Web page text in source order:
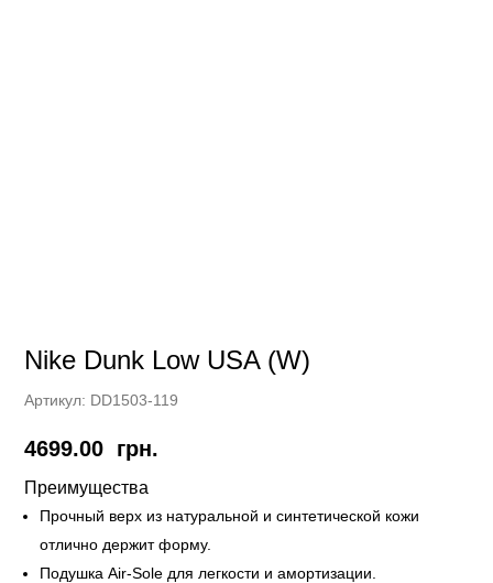
Nike Dunk Low USA (W)
Артикул: DD1503-119
4699.00 грн.
Преимущества
Прочный верх из натуральной и синтетической кожи
отлично держит форму.
Подушка Air-Sole для легкости и амортизации.